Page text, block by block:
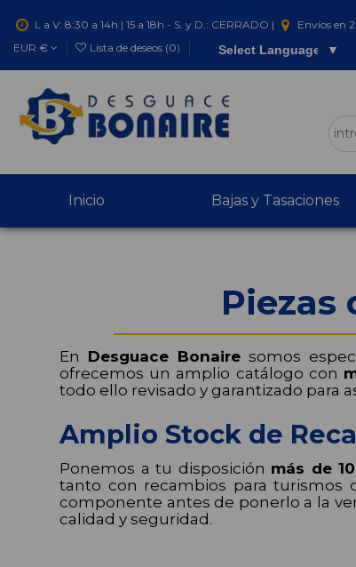
L a V: 8:30 a 14h | 15 a 18h - S. y D.: CERRADO | Envíos en
EUR €
Lista de deseos (0) Select Language ▼
Inicio Bajas y Tasaciones
Piezas
En Desguace Bonaire somos
ofrecemos un amplio catálogo con
todo ello revisado y garantizado para
Amplio Stock de
Ponemos a tu disposición más de
tanto con recambios para turismos
componente antes de ponerlo a la
calidad y seguridad.